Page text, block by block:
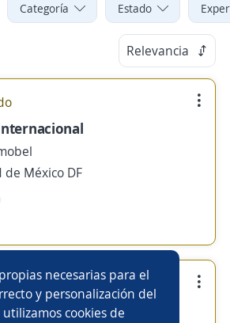
necesarias para el
y personalización del
cookies de
Categoría Estado
Relevancia
de México DF
Empleo destacado
Técnico